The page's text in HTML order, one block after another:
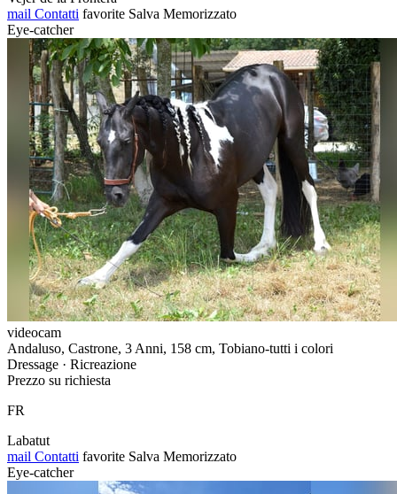
mail Contatti favorite Salva Memorizzato
Eye-catcher
videocam
Andaluso, Castrone, 3 Anni, 158 cm, Tobiano-tutti i colori
Dressage · Ricreazione
Prezzo su richiesta
FR
Labatut
mail Contatti favorite Salva Memorizzato
Eye-catcher